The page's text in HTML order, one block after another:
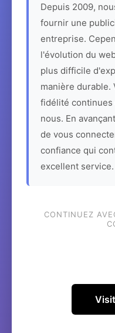
Depuis 2009,
fournir une
entreprise.
l'évolution du
plus difficile
manière durable.
fidélité
nous. En
de vous
confiance qui
excellent service.
CONTINUEZ